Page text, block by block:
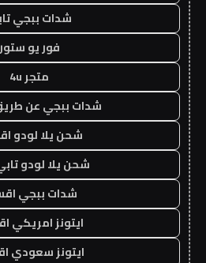
شدات ببجي
فور يو ستور
متجر 4u
شدات ببجي عن
شحن يلا لودو
شحن يلا لودو
شدات ببجي
ايتونز امريكي
ايتونز سعودي